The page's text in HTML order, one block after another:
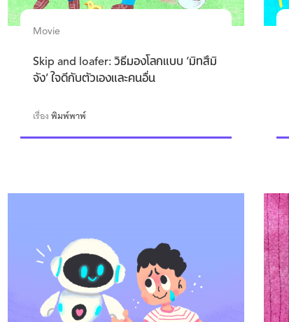
Movie
Skip and loafer: วิธีมองโลกแบบ ‘มิทสึมิ
จัง’ ใจดีกับตัวเองและคนอื่น
เรื่องพิมพ์พาพ์